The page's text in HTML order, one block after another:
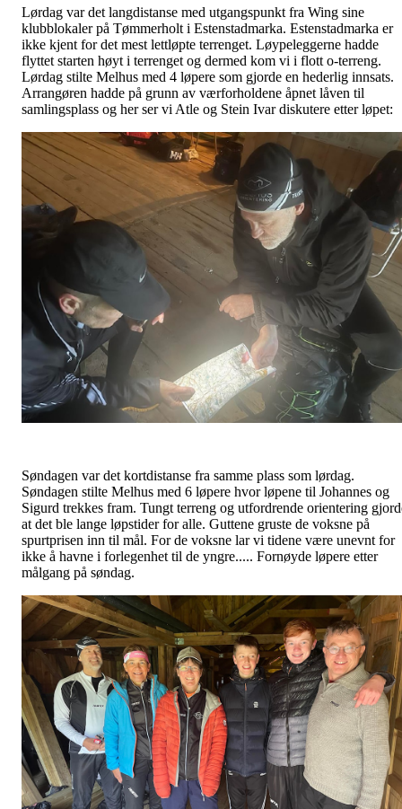
Lørdag var det langdistanse med utgangspunkt fra Wing sine
klubblokaler på Tømmerholt i Estenstadmarka. Estenstadmarka er
ikke kjent for det mest lettløpte terrenget. Løypeleggerne hadde
flyttet starten høyt i terrenget og dermed kom vi i flott o-terreng.
Lørdag stilte Melhus med 4 løpere som gjorde en hederlig innsats.
Arrangøren hadde på grunn av værforholdene åpnet låven til
samlingsplass og her ser vi Atle og Stein Ivar diskutere etter løpet:
Søndagen var det kortdistanse fra samme plass som lørdag.
Søndagen stilte Melhus med 6 løpere hvor løpene til Johannes og
Sigurd trekkes fram. Tungt terreng og utfordrende orientering
at det ble lange løpstider for alle. Guttene gruste de voksne på
spurtprisen inn til mål. For de voksne lar vi tidene være unevnt for
ikke å havne i forlegenhet til de yngre..... Fornøyde løpere etter
målgang på søndag.